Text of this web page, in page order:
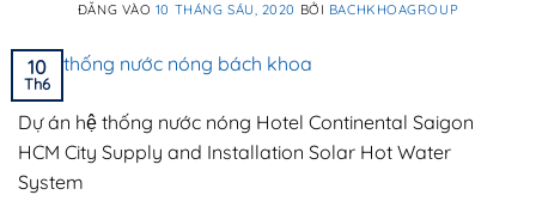
ĐĂNG VÀO 10 THÁNG SÁU, 2020 BỞI BACHKHOAGROUP
10
Th6
Dự án hệ thống nước nóng Hotel Continental Saigon
HCM City Supply and Installation Solar Hot Water
System